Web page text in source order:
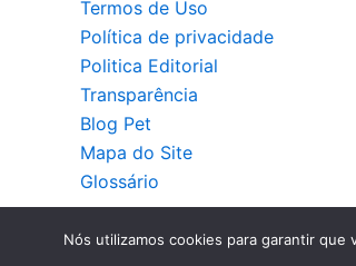
Termos de Uso
Política de privacidade
Politica Editorial
Transparência
Blog Pet
Mapa do Site
Glossário
Nós utilizamos cookies para garantir